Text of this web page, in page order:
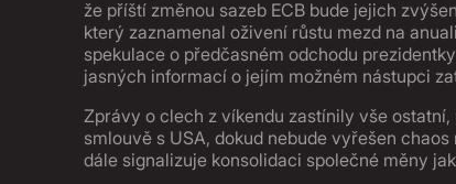
že příští změnou sazeb ECB bude jejich
který zaznamenal oživení růstu mezd na
spekulace o předčasném odchodu
jasných informací o jejím možném nástupci
Zprávy o clech z víkendu zastínily vše
smlouvě s USA, dokud nebude vyřešen
dále signalizuje konsolidaci společné měny